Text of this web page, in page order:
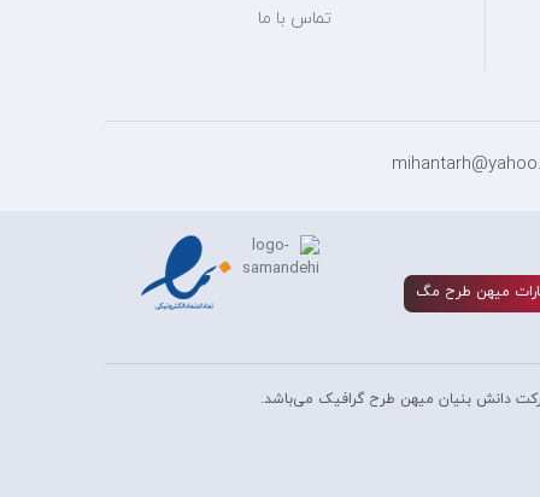
تماس با ما
ميهن طرح مگ
دانش بنیان میهن طرح گرافیک می‌باشد.